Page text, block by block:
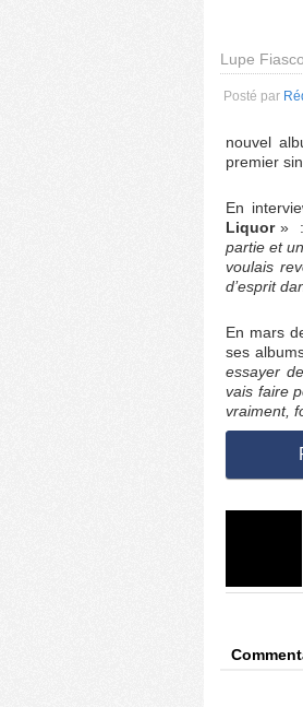
Lupe
Posté par
nouvel
premier
En
Liquor» :
partie et
voulais
d’esprit
En mars
ses
essayer
vais faire
vraiment,